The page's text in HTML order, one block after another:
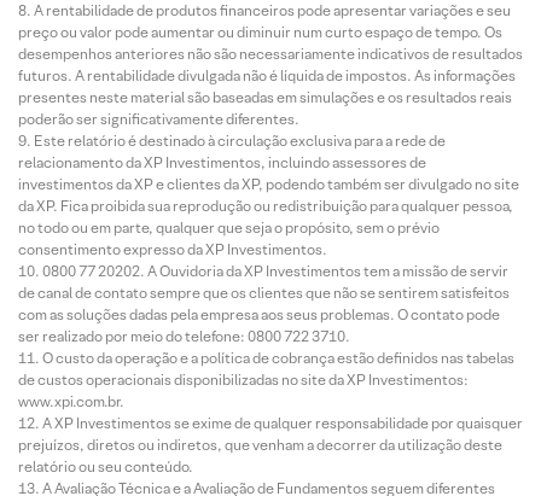
A rentabilidade de produtos financeiros pode apresentar variações e seu
preço ou valor pode aumentar ou diminuir num curto espaço de tempo. Os
desempenhos anteriores não são necessariamente indicativos de resultados
futuros. A rentabilidade divulgada não é líquida de impostos. As informações
presentes neste material são baseadas em simulações e os resultados reais
poderão ser significativamente diferentes.
Este relatório é destinado à circulação exclusiva para a rede de
relacionamento da XP Investimentos, incluindo assessores de
investimentos da XP e clientes da XP, podendo também ser divulgado no site
da XP. Fica proibida sua reprodução ou redistribuição para qualquer pessoa,
no todo ou em parte, qualquer que seja o propósito, sem o prévio
consentimento expresso da XP Investimentos.
0800 77 20202. A Ouvidoria da XP Investimentos tem a missão de servir
de canal de contato sempre que os clientes que não se sentirem satisfeitos
com as soluções dadas pela empresa aos seus problemas. O contato pode
ser realizado por meio do telefone: 0800 722 3710.
O custo da operação e a política de cobrança estão definidos nas tabelas
de custos operacionais disponibilizadas no site da XP Investimentos:
www.xpi.com.br.
A XP Investimentos se exime de qualquer responsabilidade por quaisquer
prejuízos, diretos ou indiretos, que venham a decorrer da utilização deste
relatório ou seu conteúdo.
A Avaliação Técnica e a Avaliação de Fundamentos seguem diferentes